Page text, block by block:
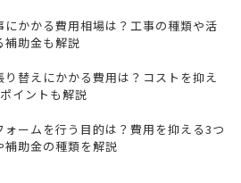
にかかる費用相場は？工事の種類や活
補助金も解説
り替えにかかる費用は？コストを抑え
イントも解説
ォームを行う目的は？費用を抑える3つ
補助金の種類を解説